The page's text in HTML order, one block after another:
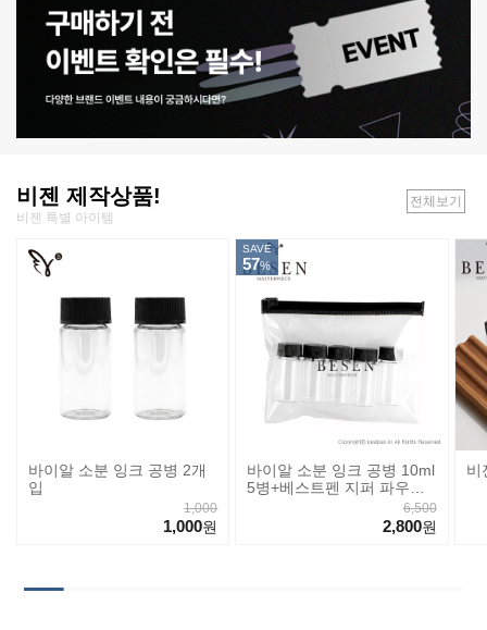
비젠 제작상품!
비젠 특별 아이템
전체보기
바이알 소분 잉크 공병 2개
입
1,000
1,000원
SAVE
57%
바이알 소분 잉크 공병 10ml
5병+베스트펜 지퍼 파우치
6,500
2,800원
비